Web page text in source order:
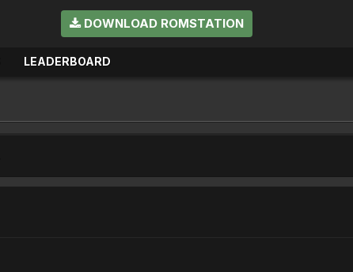
DOWNLOAD ROMSTATION
LEADERBOARD